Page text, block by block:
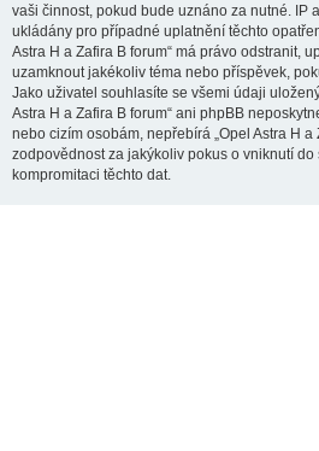
vaši činnost, pokud bude uznáno za nutné. IP
ukládány pro případné uplatnění těchto
Astra H a Zafira B forum“ má právo odstranit,
uzamknout jakékoliv téma nebo příspěvek,
Jako uživatel souhlasíte se všemi údaji
Astra H a Zafira B forum“ ani phpBB
nebo cizím osobám, nepřebírá „Opel Astra H a
zodpovědnost za jakýkoliv pokus o vniknutí do
kompromitaci těchto dat.